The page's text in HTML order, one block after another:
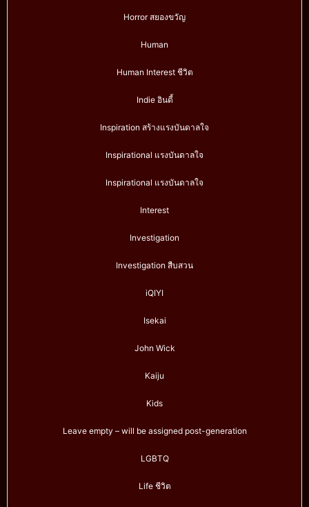
Horror สยองขวัญ
Human
Human Interest ชีวิต
Indie อินดี้
Inspiration สร้างแรงบันดาลใจ
Inspirational แรงบันดาลใจ
Inspirational แรงบันดาลใจ
Interest
Investigation
Investigation สืบสวน
iQIYI
Isekai
John Wick
Kaiju
Kids
Leave empty – will be assigned post-generation
LGBTQ
Life ชีวิต